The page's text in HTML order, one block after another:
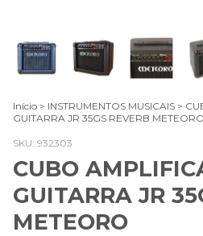
Início > INSTRUMENTOS MUSICAIS >
GUITARRA JR 35GS REVERB METEORO
SKU: 932303
CUBO
GUITARRA JR
METEORO